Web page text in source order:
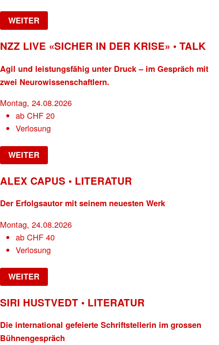
WEITER
NZZ LIVE «SICHER IN DER KRISE» • TALK
Agil und leistungsfähig unter Druck – im Gespräch mit
zwei Neurowissenschaftlern.
Montag, 24.08.2026
abCHF 20
Verlosung
WEITER
ALEX CAPUS • LITERATUR
Der Erfolgsautor mit seinem neuesten Werk
Montag, 24.08.2026
abCHF 40
Verlosung
WEITER
SIRI HUSTVEDT • LITERATUR
Die international gefeierte Schriftstellerin im grossen
Bühnengespräch